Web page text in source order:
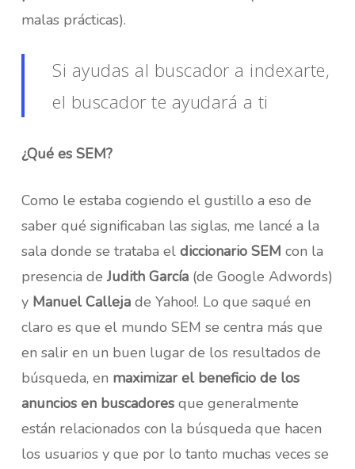
malas prácticas).
Si ayudas al buscador a indexarte,
el buscador te ayudará a ti
¿Qué es SEM?
Como le estaba cogiendo el gustillo a eso de
saber qué significaban las siglas, me lancé a la
sala donde se trataba el diccionario SEM con la
presencia deJudith García(de Google Adwords)
y Manuel Callejade Yahoo!. Lo que saqué en
claro es que el mundo SEM se centra más que
en salir en un buen lugar de los resultados de
búsqueda, en maximizar el beneficio de los
anuncios en buscadoresque generalmente
están relacionados con la búsqueda que hacen
los usuarios y que por lo tanto muchas veces se